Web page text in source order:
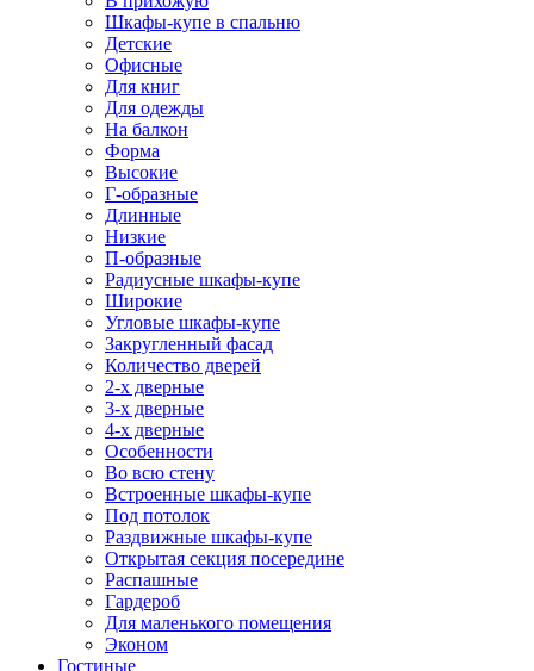
Шкафы-купе в спальню
Детские
Офисные
Для книг
Для одежды
На балкон
Форма
Высокие
Г-образные
Длинные
Низкие
П-образные
Радиусные шкафы-купе
Широкие
Угловые шкафы-купе
Закругленный фасад
Количество дверей
2-х дверные
3-х дверные
4-х дверные
Особенности
Во всю стену
Встроенные шкафы-купе
Под потолок
Раздвижные шкафы-купе
Открытая секция посередине
Распашные
Гардероб
Для маленького помещения
Эконом
Гостиные